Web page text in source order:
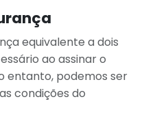
equivalente a dois
ao assinar o
entanto, podemos ser
condições do